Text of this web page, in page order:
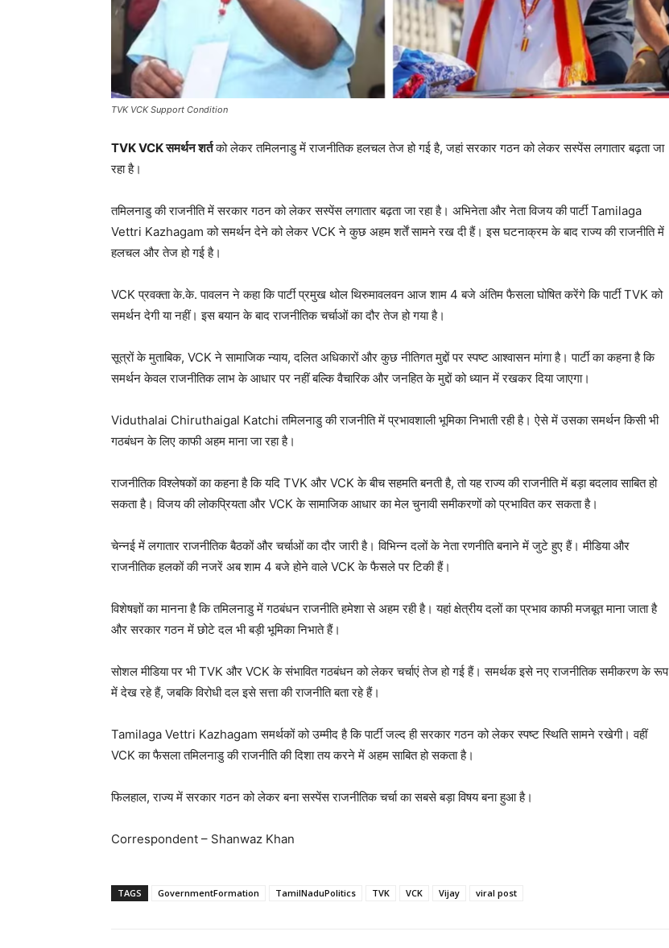
TVK VCK Support Condition
TVK VCK समर्थन शर्तको लेकर तमिलनाडु में राजनीतिक हलचल तेज हो गई है, जहां सरकार गठन को लेकर सस्पेंस लगातार बढ़ता जा
रहा है।
तमिलनाडु की राजनीति में सरकार गठन को लेकर सस्पेंस लगातार बढ़ता जा रहा है। अभिनेता और नेता विजय की पार्टी Tamilaga
Vettri Kazhagam को समर्थन देने को लेकर VCK ने कुछ अहम शर्तें सामने रख दी हैं। इस घटनाक्रम के बाद राज्य की राजनीति में
हलचल और तेज हो गई है।
VCK प्रवक्ता के.के. पावलन ने कहा कि पार्टी प्रमुख थोल थिरुमावलवन आज शाम 4 बजे अंतिम फैसला घोषित करेंगे कि पार्टी TVK को
समर्थन देगी या नहीं। इस बयान के बाद राजनीतिक चर्चाओं का दौर तेज हो गया है।
सूत्रों के मुताबिक, VCK ने सामाजिक न्याय, दलित अधिकारों और कुछ नीतिगत मुद्दों पर स्पष्ट आश्वासन मांगा है। पार्टी का कहना है कि
समर्थन केवल राजनीतिक लाभ के आधार पर नहीं बल्कि वैचारिक और जनहित के मुद्दों को ध्यान में रखकर दिया जाएगा।
Viduthalai Chiruthaigal Katchi तमिलनाडु की राजनीति में प्रभावशाली भूमिका निभाती रही है। ऐसे में उसका समर्थन किसी भी
गठबंधन के लिए काफी अहम माना जा रहा है।
राजनीतिक विश्लेषकों का कहना है कि यदि TVK और VCK के बीच सहमति बनती है, तो यह राज्य की राजनीति में बड़ा बदलाव साबित हो
सकता है। विजय की लोकप्रियता और VCK के सामाजिक आधार का मेल चुनावी समीकरणों को प्रभावित कर सकता है।
चेन्नई में लगातार राजनीतिक बैठकों और चर्चाओं का दौर जारी है। विभिन्न दलों के नेता रणनीति बनाने में जुटे हुए हैं। मीडिया और
राजनीतिक हलकों की नजरें अब शाम 4 बजे होने वाले VCK के फैसले पर टिकी हैं।
विशेषज्ञों का मानना है कि तमिलनाडु में गठबंधन राजनीति हमेशा से अहम रही है। यहां क्षेत्रीय दलों का प्रभाव काफी मजबूत माना जाता है
और सरकार गठन में छोटे दल भी बड़ी भूमिका निभाते हैं।
सोशल मीडिया पर भी TVK और VCK के संभावित गठबंधन को लेकर चर्चाएं तेज हो गई हैं। समर्थक इसे नए राजनीतिक समीकरण के रूप
में देख रहे हैं, जबकि विरोधी दल इसे सत्ता की राजनीति बता रहे हैं।
Tamilaga Vettri Kazhagam समर्थकों को उम्मीद है कि पार्टी जल्द ही सरकार गठन को लेकर स्पष्ट स्थिति सामने रखेगी। वहीं
VCK का फैसला तमिलनाडु की राजनीति की दिशा तय करने में अहम साबित हो सकता है।
फिलहाल, राज्य में सरकार गठन को लेकर बना सस्पेंस राजनीतिक चर्चा का सबसे बड़ा विषय बना हुआ है।
Correspondent – Shanwaz Khan
TAGS GovernmentFormation TamilNaduPolitics TVK VCK Vijay viral post